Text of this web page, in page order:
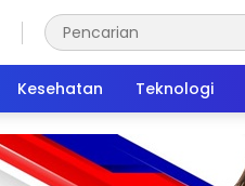
Kesehatan Teknologi